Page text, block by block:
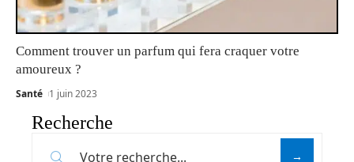
Comment trouver un parfum qui fera craquer votre
amoureux ?
Santé 1 juin 2023
Recherche